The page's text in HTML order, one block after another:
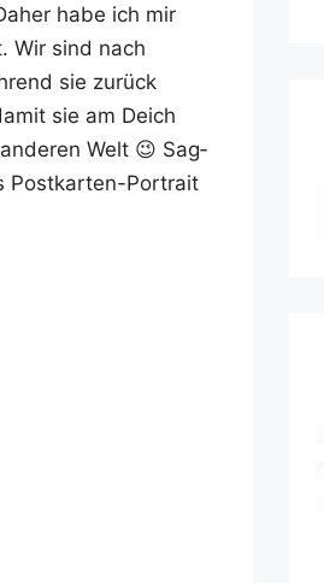
habe ich mir
Wir sind nach
sie zurück
sie am Deich
Welt 😉 Sag­
Post­kar­ten-Por­trait